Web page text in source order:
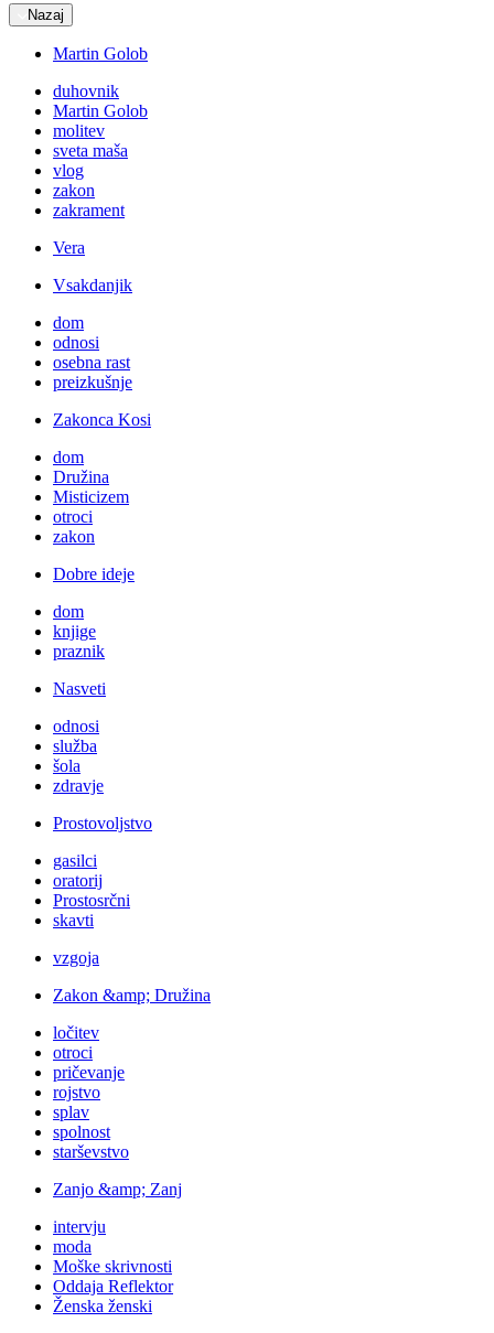
Nazaj
Martin Golob
duhovnik
Martin Golob
molitev
sveta maša
vlog
zakon
zakrament
Vera
Vsakdanjik
dom
odnosi
osebna rast
preizkušnje
Zakonca Kosi
dom
Družina
Misticizem
otroci
zakon
Dobre ideje
dom
knjige
praznik
Nasveti
odnosi
služba
šola
zdravje
Prostovoljstvo
gasilci
oratorij
Prostosrčni
skavti
vzgoja
Zakon &amp; Družina
ločitev
otroci
pričevanje
rojstvo
splav
spolnost
starševstvo
Zanjo &amp; Zanj
intervju
moda
Moške skrivnosti
Oddaja Reflektor
Ženska ženski